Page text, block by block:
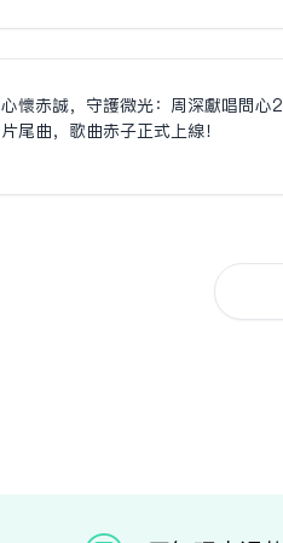
心懷赤誠，守護微光：周深獻唱問心2
片尾曲，歌曲赤子正式上線！